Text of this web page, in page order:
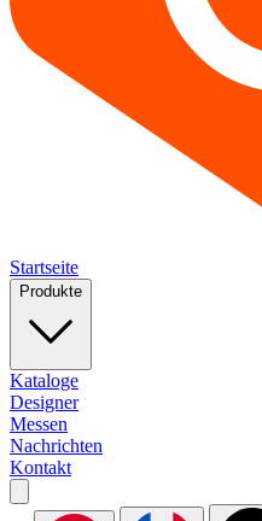
Startseite
Produkte
Kataloge
Designer
Messen
Nachrichten
Kontakt